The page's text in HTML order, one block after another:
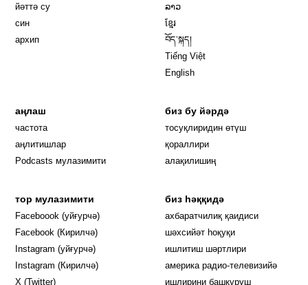
йәттә су
син
архип
ລາວ
ខ្មែរ
བོད་སྐད།
Tiếng Việt
English
аңлаш
частота
аңлитишлар
Podcasts мулазимити
биз бу йәрдә
тосуқлиридин өтүш
қораллири
алақилишиң
тор мулазимити
Faceboook (уйғурчә) Opens in new window
Facebook (Кирилчә) Opens in new window
Instagram (уйғурчә) Opens in new window
Instagram (Кирилчә) Opens in new window
X (Twitter)
биз һәққидә
ахбаратчилиқ қаидиси
шәхсийәт һоқуқи
ишлитиш шәртлири
америка радио-телевизийә
ишлирини башқуруш